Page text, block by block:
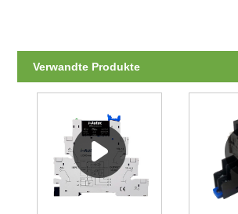
Verwandte Produkte